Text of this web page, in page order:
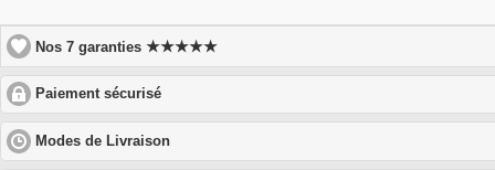
Nos 7 garanties★★★★★
Paiement sécurisé
to
expand
Modes de Livraison
to